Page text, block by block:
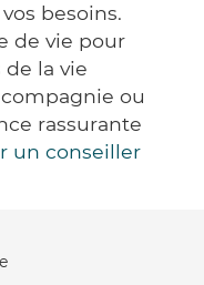
besoins.
de vie pour
de la vie
ou
rassurante
un conseiller